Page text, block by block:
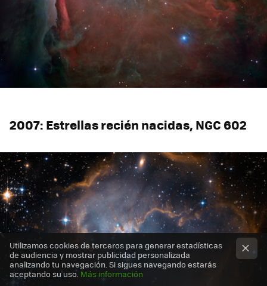
2007: Estrellas recién nacidas, NGC 602
Utilizamos cookies de terceros para generar estadísticas
de audiencia y mostrar publicidad personalizada
analizando tu navegación. Si sigues navegando estarás
aceptando su uso. Más información